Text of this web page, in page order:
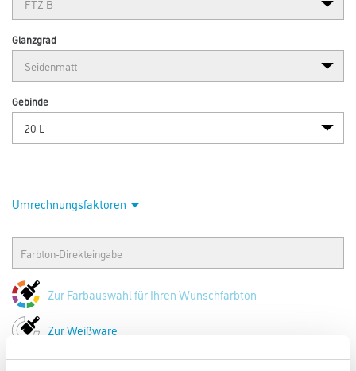
Glanzgrad
Gebinde
Umrechnungsfaktoren
Zur Farbauswahl für Ihren Wunschfarbton
Zur Weißware